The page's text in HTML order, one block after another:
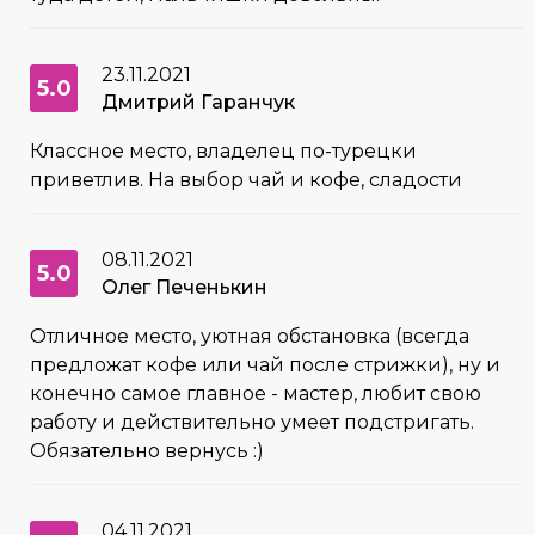
5.0
23.11.2021
Дмитрий Гаранчук
Классное место, владелец по-турецки
приветлив. На выбор чай и кофе, сладости
5.0
08.11.2021
Олег Печенькин
Отличное место, уютная обстановка (всегда
предложат кофе или чай после стрижки), ну и
конечно самое главное - мастер, любит свою
работу и действительно умеет подстригать.
Обязательно вернусь :)